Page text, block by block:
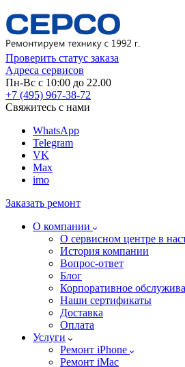
Проверить статус заказа
Адреса сервисов
Пн-Вс с 10:00 до 22.00
+7 (495) 967-38-72
Свяжитесь с нами
WhatsApp
Telegram
VK
Max
imo
Заказать ремонт
О компании
О сервисном центре в
История компании
Вопрос-ответ
Блог
Корпоративное
Наши сертификаты
Доставка
Оплата
Услуги
Ремонт iPhone
Ремонт iMac